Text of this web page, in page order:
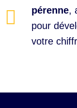
pérenne,
pour
votre